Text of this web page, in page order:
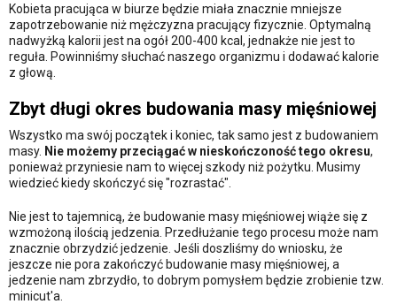
Kobieta pracująca w biurze będzie miała znacznie mniejsze
zapotrzebowanie niż mężczyzna pracujący fizycznie. Optymalną
nadwyżką kalorii jest na ogół 200-400 kcal, jednakże nie jest to
reguła. Powinniśmy słuchać naszego organizmu i dodawać kalorie
z głową.
Zbyt długi okres budowania masy mięśniowej
Wszystko ma swój początek i koniec, tak samo jest z budowaniem
masy. Nie możemy przeciągać w nieskończoność tego okresu,
ponieważ przyniesie nam to więcej szkody niż pożytku. Musimy
wiedzieć kiedy skończyć się "rozrastać".
Nie jest to tajemnicą, że budowanie masy mięśniowej wiąże się z
wzmożoną ilością jedzenia. Przedłużanie tego procesu może nam
znacznie obrzydzić jedzenie. Jeśli doszliśmy do wniosku, że
jeszcze nie pora zakończyć budowanie masy mięśniowej, a
jedzenie nam zbrzydło, to dobrym pomysłem będzie zrobienie tzw.
minicut'a.